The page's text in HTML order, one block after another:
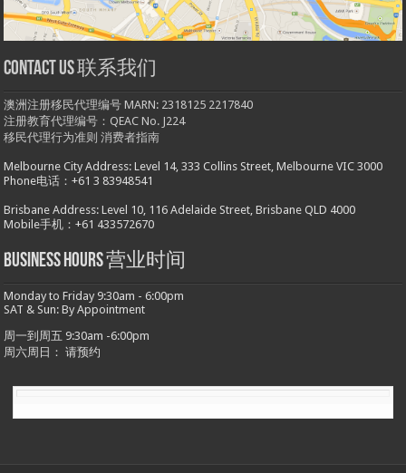
Contact us 联系我们
澳洲注册移民代理编号 MARN: 2318125 2217840
注册教育代理编号：QEAC No. J224
移民代理行为准则 消费者指南
Melbourne City Address: Level 14, 333 Collins Street, Melbourne VIC 3000
Phone电话：+61 3 83948541
Brisbane Address: Level 10, 116 Adelaide Street, Brisbane QLD 4000
Mobile手机：+61 433572670
Business hours 营业时间
Monday to Friday 9:30am - 6:00pm
SAT & Sun: By Appointment
周一到周五 9:30am -6:00pm
周六周日： 请预约